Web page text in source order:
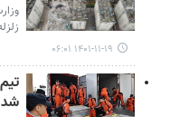
۱۴۰۱-۱۱-۱۹ ۰۶:۰۱
شد